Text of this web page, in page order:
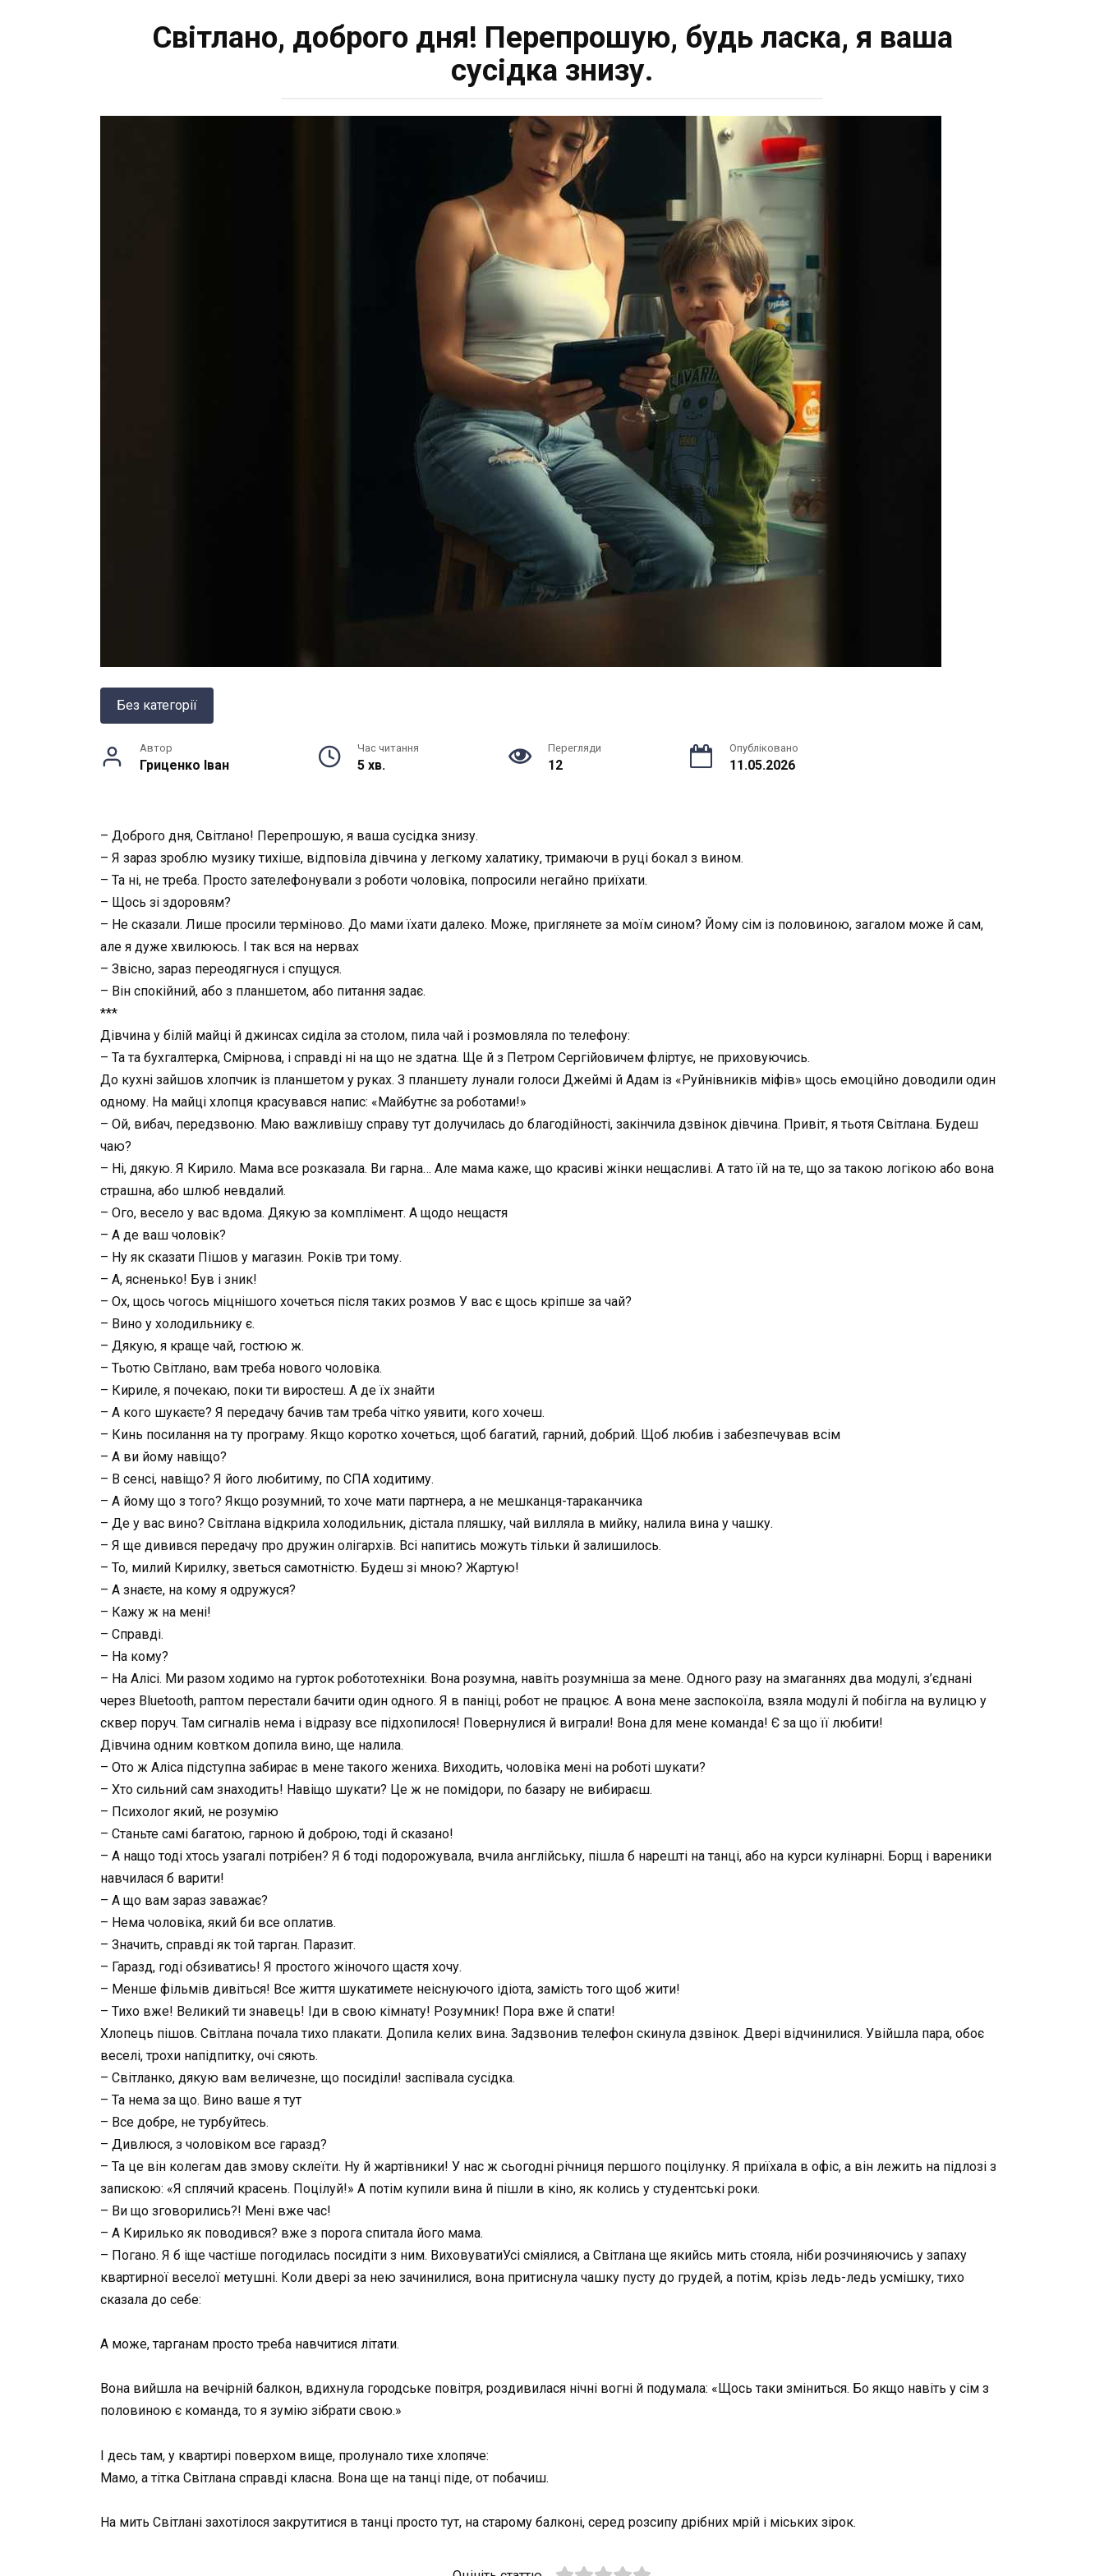
Світлано, доброго дня! Перепрошую, будь ласка, я ваша
сусідка знизу.
Без категорії
Автор
Гриценко Іван
Час читання
5 хв.
Перегляди
12
Опубліковано
11.05.2026
– Доброго дня, Світлано! Перепрошую, я ваша сусідка знизу.
– Я зараз зроблю музику тихіше, відповіла дівчина у легкому халатику, тримаючи в руці бокал з вином.
– Та ні, не треба. Просто зателефонували з роботи чоловіка, попросили негайно приїхати.
– Щось зі здоровям?
– Не сказали. Лише просили терміново. До мами їхати далеко. Може, приглянете за моїм сином? Йому сім із половиною, загалом може й сам,
але я дуже хвилююсь. І так вся на нервах
– Звісно, зараз переодягнуся і спущуся.
– Він спокійний, або з планшетом, або питання задає.
***
Дівчина у білій майці й джинсах сиділа за столом, пила чай і розмовляла по телефону:
– Та та бухгалтерка, Смірнова, і справді ні на що не здатна. Ще й з Петром Сергійовичем фліртує, не приховуючись.
До кухні зайшов хлопчик із планшетом у руках. З планшету лунали голоси Джеймі й Адам із «Руйнівників міфів» щось емоційно доводили один
одному. На майці хлопця красувався напис: «Майбутнє за роботами!»
– Ой, вибач, передзвоню. Маю важливішу справу тут долучилась до благодійності, закінчила дзвінок дівчина. Привіт, я тьотя Світлана. Будеш
чаю?
– Ні, дякую. Я Кирило. Мама все розказала. Ви гарна… Але мама каже, що красиві жінки нещасливі. А тато їй на те, що за такою логікою або вона
страшна, або шлюб невдалий.
– Ого, весело у вас вдома. Дякую за комплімент. А щодо нещастя
– А де ваш чоловік?
– Ну як сказати Пішов у магазин. Років три тому.
– А, ясненько! Був і зник!
– Ох, щось чогось міцнішого хочеться після таких розмов У вас є щось кріпше за чай?
– Вино у холодильнику є.
– Дякую, я краще чай, гостюю ж.
– Тьотю Світлано, вам треба нового чоловіка.
– Кириле, я почекаю, поки ти виростеш. А де їх знайти
– А кого шукаєте? Я передачу бачив там треба чітко уявити, кого хочеш.
– Кинь посилання на ту програму. Якщо коротко хочеться, щоб багатий, гарний, добрий. Щоб любив і забезпечував всім
– А ви йому навіщо?
– В сенсі, навіщо? Я його любитиму, по СПА ходитиму.
– А йому що з того? Якщо розумний, то хоче мати партнера, а не мешканця-тараканчика
– Де у вас вино? Світлана відкрила холодильник, дістала пляшку, чай вилляла в мийку, налила вина у чашку.
– Я ще дивився передачу про дружин олігархів. Всі напитись можуть тільки й залишилось.
– То, милий Кирилку, зветься самотністю. Будеш зі мною? Жартую!
– А знаєте, на кому я одружуся?
– Кажу ж на мені!
– Справді.
– На кому?
– На Алісі. Ми разом ходимо на гурток робототехніки. Вона розумна, навіть розумніша за мене. Одного разу на змаганнях два модулі, з’єднані
через Bluetooth, раптом перестали бачити один одного. Я в паніці, робот не працює. А вона мене заспокоїла, взяла модулі й побігла на вулицю у
сквер поруч. Там сигналів нема і відразу все підхопилося! Повернулися й виграли! Вона для мене команда! Є за що її любити!
Дівчина одним ковтком допила вино, ще налила.
– Ото ж Аліса підступна забирає в мене такого жениха. Виходить, чоловіка мені на роботі шукати?
– Хто сильний сам знаходить! Навіщо шукати? Це ж не помідори, по базару не вибираєш.
– Психолог який, не розумію
– Станьте самі багатою, гарною й доброю, тоді й сказано!
– А нащо тоді хтось узагалі потрібен? Я б тоді подорожувала, вчила англійську, пішла б нарешті на танці, або на курси кулінарні. Борщ і вареники
навчилася б варити!
– А що вам зараз заважає?
– Нема чоловіка, який би все оплатив.
– Значить, справді як той тарган. Паразит.
– Гаразд, годі обзиватись! Я простого жіночого щастя хочу.
– Менше фільмів дивіться! Все життя шукатимете неіснуючого ідіота, замість того щоб жити!
– Тихо вже! Великий ти знавець! Іди в свою кімнату! Розумник! Пора вже й спати!
Хлопець пішов. Світлана почала тихо плакати. Допила келих вина. Задзвонив телефон скинула дзвінок. Двері відчинилися. Увійшла пара, обоє
веселі, трохи напідпитку, очі сяють.
– Світланко, дякую вам величезне, що посиділи! заспівала сусідка.
– Та нема за що. Вино ваше я тут
– Все добре, не турбуйтесь.
– Дивлюся, з чоловіком все гаразд?
– Та це він колегам дав змову склеїти. Ну й жартівники! У нас ж сьогодні річниця першого поцілунку. Я приїхала в офіс, а він лежить на підлозі з
запискою: «Я сплячий красень. Поцілуй!» А потім купили вина й пішли в кіно, як колись у студентські роки.
– Ви що зговорились?! Мені вже час!
– А Кирилько як поводився? вже з порога спитала його мама.
– Погано. Я б іще частіше погодилась посидіти з ним. ВиховуватиУсі сміялися, а Світлана ще якийсь мить стояла, ніби розчиняючись у запаху
квартирної веселої метушні. Коли двері за нею зачинилися, вона притиснула чашку пусту до грудей, а потім, крізь ледь-ледь усмішку, тихо
сказала до себе:
А може, тарганам просто треба навчитися літати.
Вона вийшла на вечірній балкон, вдихнула городське повітря, роздивилася нічні вогні й подумала: «Щось таки зміниться. Бо якщо навіть у сім з
половиною є команда, то я зумію зібрати свою.»
І десь там, у квартирі поверхом вище, пролунало тихе хлопяче:
Мамо, а тітка Світлана справді класна. Вона ще на танці піде, от побачиш.
На мить Світлані захотілося закрутитися в танці просто тут, на старому балконі, серед розсипу дрібних мрій і міських зірок.